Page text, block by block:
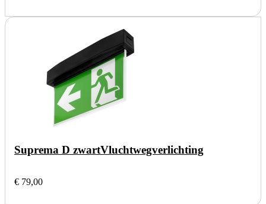
Suprema D zwartVluchtwegverlichting
€ 79,00